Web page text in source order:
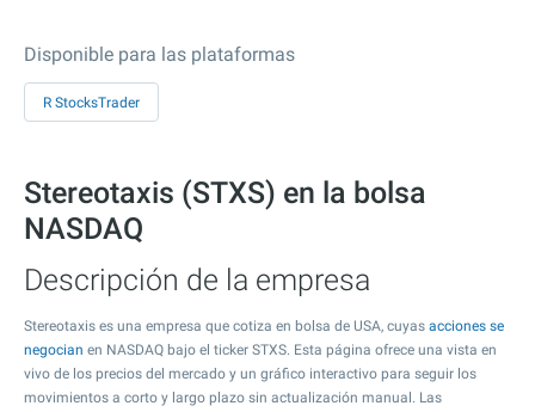
Disponible para las plataformas
R StocksTrader
Stereotaxis (STXS) en la bolsa
NASDAQ
Descripción de la empresa
Stereotaxis es una empresa que cotiza en bolsa de USA, cuyas acciones se
negocian en NASDAQ bajo el ticker STXS. Esta página ofrece una vista en
vivo de los precios del mercado y un gráfico interactivo para seguir los
movimientos a corto y largo plazo sin actualización manual. Las